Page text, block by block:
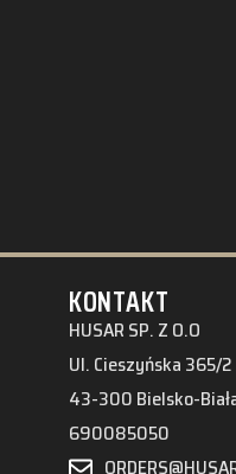
KONTAKT
HUSAR SP. Z O.O
Ul. Cieszyńska 365/2
43-300 Bielsko-
690085050